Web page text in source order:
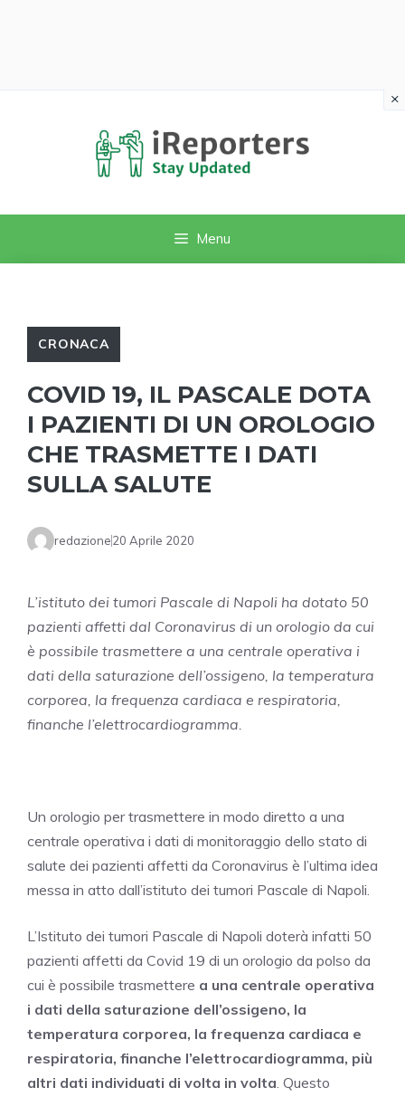
Menu
CRONACA
COVID 19, IL PASCALE DOTA
I PAZIENTI DI UN OROLOGIO
CHE TRASMETTE I DATI
SULLA SALUTE
redazione20 Aprile 2020
L’istituto dei tumori Pascale di Napoli ha dotato 50
pazienti affetti dal Coronavirus di un orologio da cui
è possibile trasmettere a una centrale operativa i
dati della saturazione dell’ossigeno, la temperatura
corporea, la frequenza cardiaca e respiratoria,
finanche l’elettrocardiogramma.
Un orologio per trasmettere in modo diretto a una
centrale operativa i dati di monitoraggio dello stato di
salute dei pazienti affetti da Coronavirus è l’ultima idea
messa in atto dall’istituto dei tumori Pascale di Napoli.
L’Istituto dei tumori Pascale di Napoli doterà infatti 50
pazienti affetti da Covid 19 di un orologio da polso da
cui è possibile trasmettere a una centrale operativa
i dati della saturazione dell’ossigeno, la
temperatura corporea, la frequenza cardiaca e
respiratoria, finanche l’elettrocardiogramma, più
altri dati individuati di volta in volta. Questo
×